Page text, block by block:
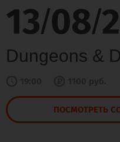
13/08/
Dungeons &
ПОСМОТРЕТЬ